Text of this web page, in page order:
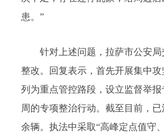
患。”
针对上述问题，拉萨市公安
整改。回复表示，首先开展集中
列为重点管控路段，设立监督举
周的专项整治行动。截至目前，
余辆。执法中采取“高峰定点值守